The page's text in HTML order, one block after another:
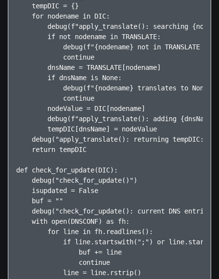
    tempDIC = {}
    for nodename in DIC:
debug(f"apply_translate(): searching
        if not nodename in TRANSLATE:
debug(f"{nodename} not in TRANSLATE
            continue
        dnsName = TRANSLATE[nodename]
        if dnsName is None:
            debug(f"{nodename} translates to None")
            continue
        nodeValue = DIC[nodename]
debug(f"apply_translate(): adding {dnsName}
        tempDIC[dnsName] = nodeValue
debug("apply_translate(): returning
    return tempDIC
def check_for_update(DIC):
    debug("check_for_update()")
    isupdated = False
    buf = ""
    debug("check_for_update(): current DNS entries")
    with open(DNSCONF) as fh:
        for line in fh.readlines():
if line.startswith(";") or
                buf += line
                continue
            line = line.rstrip()